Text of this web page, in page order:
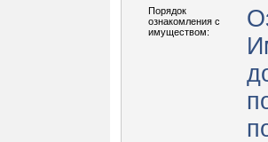
Порядок
ознакомления с
имуществом: